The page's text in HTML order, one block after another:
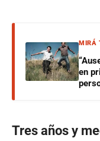
MIRÁ
en
Tres años y